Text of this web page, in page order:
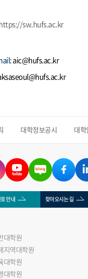
sw.hufs.ac.kr
aic@hufs.ac.kr
대학정보공시 대
안내 찾아오시는 길
대학원
지역대학원
대학원
대학원